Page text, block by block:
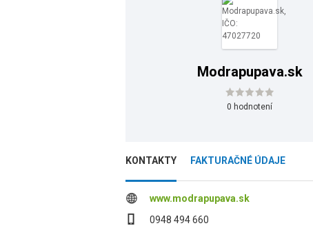
Modrapupava.sk
0 hodnotení
KONTAKTY FAKTURAČNÉ ÚDAJE
www.modrapupava.sk
0948 494 660